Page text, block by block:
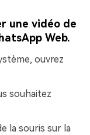
une vidéo de
Web.
ouvrez
souhaitez
la souris sur la